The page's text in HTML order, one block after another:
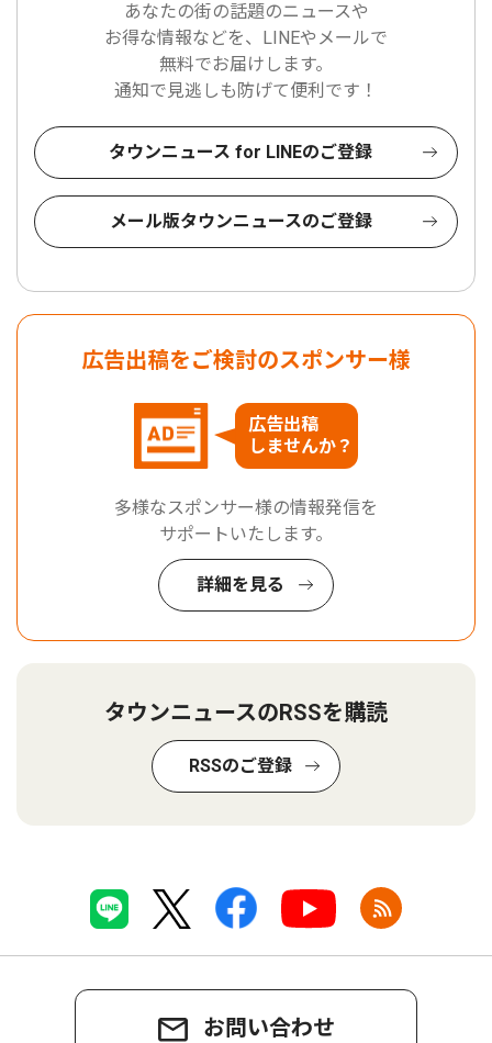
あなたの街の話題のニュースや
お得な情報などを、LINEやメールで
無料でお届けします。
通知で見逃しも防げて便利です！
タウンニュース for LINEのご登録
メール版タウンニュースのご登録
広告出稿をご検討のスポンサー様
広告出稿
しませんか？
多様なスポンサー様の情報発信を
サポートいたします。
詳細を見る
タウンニュースのRSSを購読
RSSのご登録
お問い合わせ